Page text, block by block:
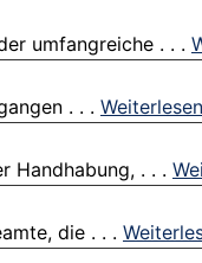
umfangreiche . . .
. . . Weiterlesen
Handhabung, . . .
die . . .